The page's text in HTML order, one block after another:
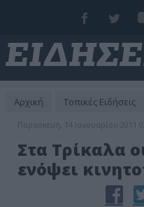
Αρχική Τοπικές Ειδήσεις
Παρασκευή, 14 Ιανουαρίου 2011
Στα Τρίκαλα
ενόψει